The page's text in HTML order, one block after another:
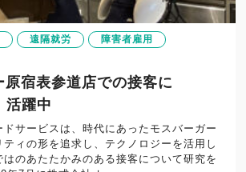
遠隔就労
障害者雇用
原宿表参道店での接客に
活躍中
サービスは、時代にあったモスバーガー
ティの形を追求し、テクノロジーを活用し
のあたたかみのある接客について研究を